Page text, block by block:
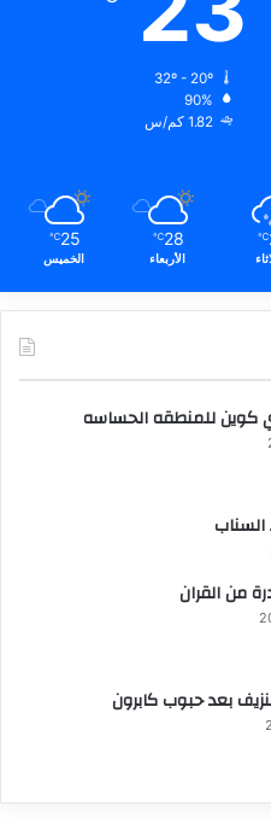
90%
1.82 كم/س
℃
28
℃
الأربعاء
25
℃
الخميس
كوين للمنطقه الحساسه
من القران
بعد حبوب كابرون